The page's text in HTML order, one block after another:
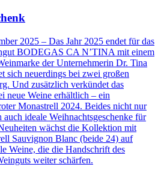
2025 – Das Jahr 2025 endet für das
BODEGAS CA N’TINA mit einem
der Unternehmerin Dr. Tina
sich neuerdings bei zwei großen
Und zusätzlich verkündet das
neue Weine erhältlich – ein
Monastrell 2024. Beides nicht nur
auch ideale Weihnachtsgeschenke für
wächst die Kollektion mit
Sauvignon Blanc (beide 24) auf
Weine, die die Handschrift des
weiter schärfen.